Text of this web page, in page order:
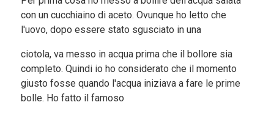
con un cucchiaino di aceto. Ovunque ho letto che
l'uovo, dopo essere stato sgusciato in una
ciotola, va messo in acqua prima che il bollore sia
completo. Quindi io ho considerato che il momento
giusto fosse quando l'acqua iniziava a fare le prime
bolle. Ho fatto il famoso